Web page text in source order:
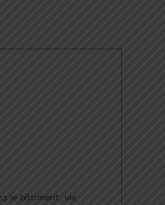
le bâtiment, vie